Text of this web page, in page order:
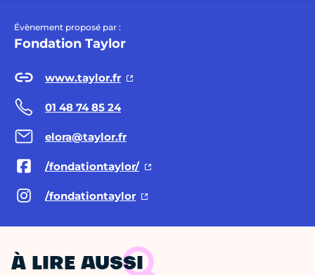
Évènement proposé par :
Fondation Taylor
www.taylor.fr
01 48 74 85 24
elora@taylor.fr
/fondationtaylor/
/fondationtaylor
À LIRE AUSSI